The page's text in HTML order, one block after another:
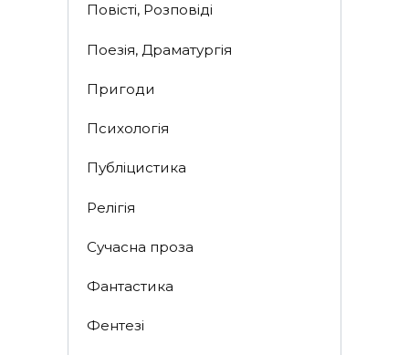
Повісті, Розповіді
Поезія, Драматургія
Пригоди
Психологія
Публіцистика
Релігія
Сучасна проза
Фантастика
Фентезі